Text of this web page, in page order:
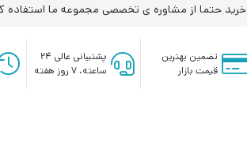
خرید حتما از مشاوره ی تخصصی مجموعه ما استفاده
تضمین بهترین
قیمت بازار
پشتیبانی عالی ۲۴
ساعته، ۷ روز هفته